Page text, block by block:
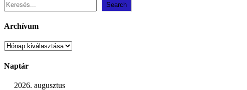
Search
Archívum
Archívum
Naptár
2026. augusztus